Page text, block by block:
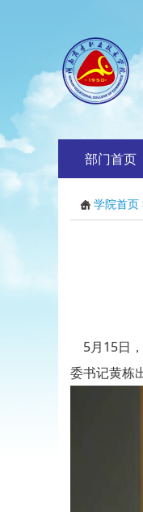
部门首页
学院首页
5月15日
委书记黄栋